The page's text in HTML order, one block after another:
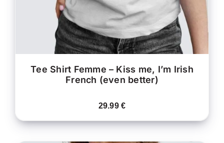
CHOISIES
LA
PAGE
DU
Tee Shirt Femme – Kiss me, I’m Irish
French (even better)
29.99€